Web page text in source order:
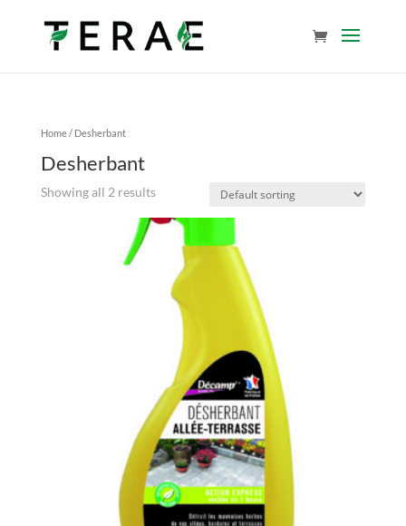
Home/ Desherbant
Desherbant
Showing all 2 results